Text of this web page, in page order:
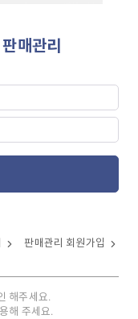
매관리
판매관리 회원가입
해주세요.
해 주세요.